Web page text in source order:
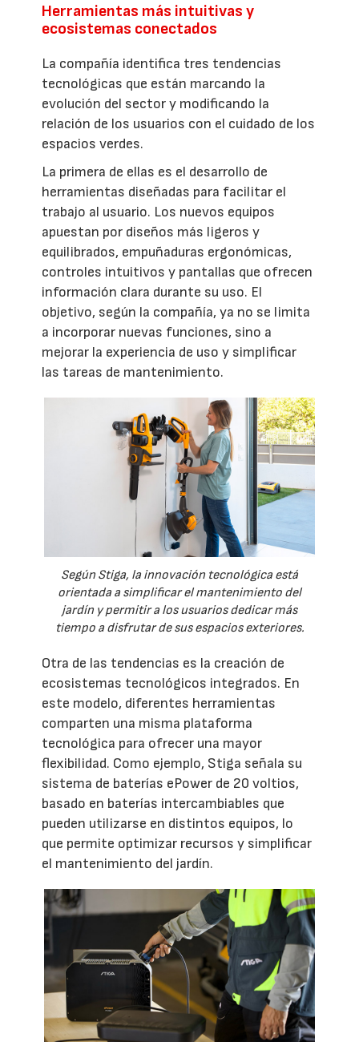
Herramientas más intuitivas y
ecosistemas conectados
La compañía identifica tres tendencias
tecnológicas que están marcando la
evolución del sector y modificando la
relación de los usuarios con el cuidado de los
espacios verdes.
La primera de ellas es el desarrollo de
herramientas diseñadas para facilitar el
trabajo al usuario. Los nuevos equipos
apuestan por diseños más ligeros y
equilibrados, empuñaduras ergonómicas,
controles intuitivos y pantallas que ofrecen
información clara durante su uso. El
objetivo, según la compañía, ya no se limita
a incorporar nuevas funciones, sino a
mejorar la experiencia de uso y simplificar
las tareas de mantenimiento.
Según Stiga, la innovación tecnológica está
orientada a simplificar el mantenimiento del
jardín y permitir a los usuarios dedicar más
tiempo a disfrutar de sus espacios exteriores.
Otra de las tendencias es la creación de
ecosistemas tecnológicos integrados. En
este modelo, diferentes herramientas
comparten una misma plataforma
tecnológica para ofrecer una mayor
flexibilidad. Como ejemplo, Stiga señala su
sistema de baterías ePower de 20 voltios,
basado en baterías intercambiables que
pueden utilizarse en distintos equipos, lo
que permite optimizar recursos y simplificar
el mantenimiento del jardín.